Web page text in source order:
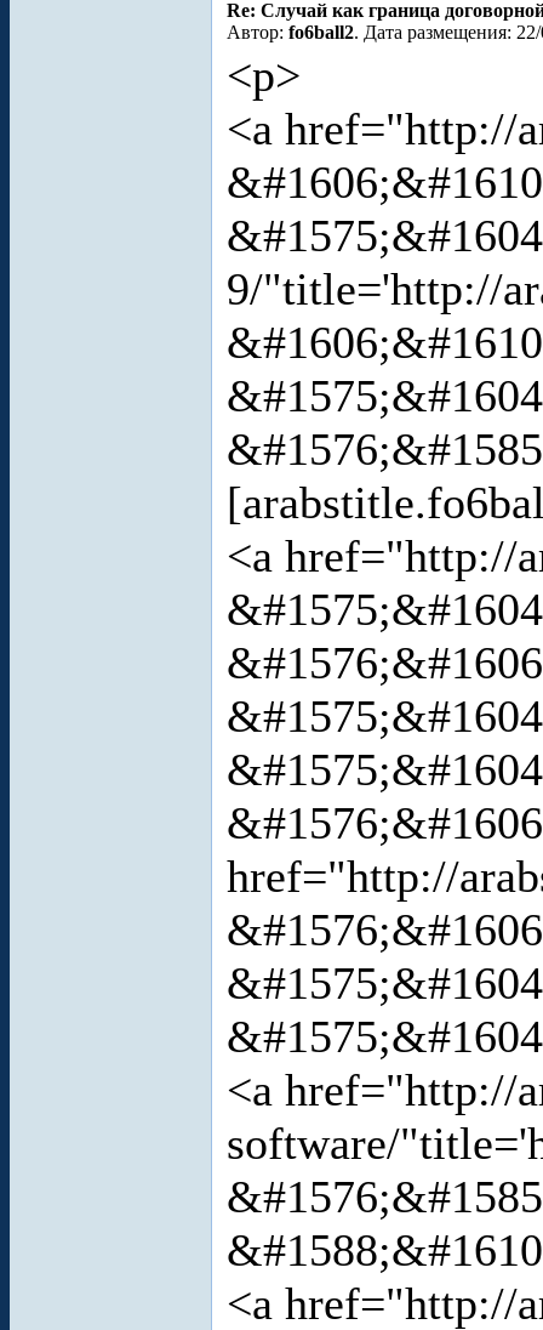
Re: Случай как граница
Автор: fo6ball2. Дата размещения:
<p>
<a href="http://
9/"title='http://
<a href="http://
href="http://
<a href="http://
software/
<a href="http://